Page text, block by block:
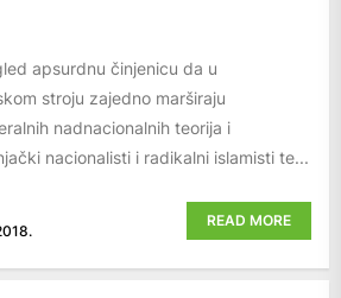
apsurdnu činjenicu da u
stroju zajedno marširaju
nadnacionalnih teorija i
nacionalisti i radikalni islamisti te...
READ MORE